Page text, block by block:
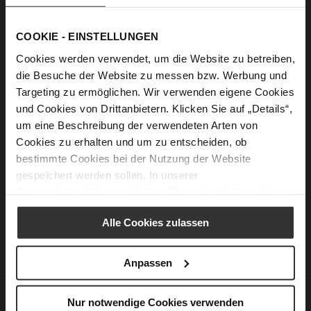
COOKIE - EINSTELLUNGEN
Cookies werden verwendet, um die Website zu betreiben,
die Besuche der Website zu messen bzw. Werbung und
Targeting zu ermöglichen. Wir verwenden eigene Cookies
und Cookies von Drittanbietern. Klicken Sie auf „Details“,
um eine Beschreibung der verwendeten Arten von
Cookies zu erhalten und um zu entscheiden, ob
bestimmte Cookies bei der Nutzung der Website
gespeichert werden sollen. In unserer
Alle Cookies zulassen
Anpassen
Nur notwendige Cookies verwenden
Forgot Your Password?
New Customers
Creating an account has many benefits: check out faster, keep
more than one address, track orders and more.
Create an Account
CUSTOMER SERVICE